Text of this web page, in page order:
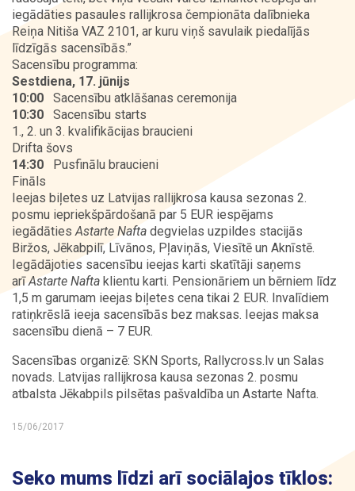
iegādāties pasaules rallijkrosa čempionāta dalībnieka
Reiņa Nitiša VAZ 2101, ar kuru viņš savulaik piedalījās
līdzīgās sacensībās.”
Sacensību programma:
Sestdiena, 17. jūnijs
10:00 Sacensību atklāšanas ceremonija
10:30 Sacensību starts
1., 2. un 3. kvalifikācijas braucieni
Drifta šovs
14:30 Pusfinālu braucieni
Fināls
Ieejas biļetes uz Latvijas rallijkrosa kausa sezonas 2.
posmu iepriekšpārdošanā par 5 EUR iespējams
iegādāties Astarte Nafta degvielas uzpildes stacijās
Biržos, Jēkabpilī, Līvānos, Pļaviņās, Viesītē un Aknīstē.
Iegādājoties sacensību ieejas karti skatītāji saņems
arīAstarte Nafta klientu karti. Pensionāriem un bērniem līdz
1,5 m garumam ieejas biļetes cena tikai 2 EUR. Invalīdiem
ratiņkrēslā ieeja sacensībās bez maksas. Ieejas maksa
sacensību dienā – 7 EUR.
Sacensības organizē: SKN Sports, Rallycross.lv un Salas
novads. Latvijas rallijkrosa kausa sezonas 2. posmu
atbalsta Jēkabpils pilsētas pašvaldība un Astarte Nafta.
15/06/2017
Seko mums līdzi arī sociālajos tīklos: